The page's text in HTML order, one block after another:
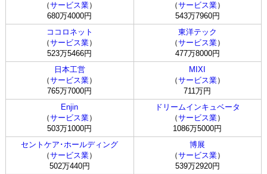
（サービス業）
680万4000円
（サービス業）
543万7960円
ココロネット
（サービス業）
523万5466円
東洋テック
（サービス業）
477万8000円
日本工営
（サービス業）
765万7000円
MIXI
（サービス業）
711万円
Enjin
（サービス業）
503万1000円
ドリームインキュベータ
（サービス業）
1086万5000円
セントケア･ホールディング
（サービス業）
502万440円
博展
（サービス業）
539万2920円